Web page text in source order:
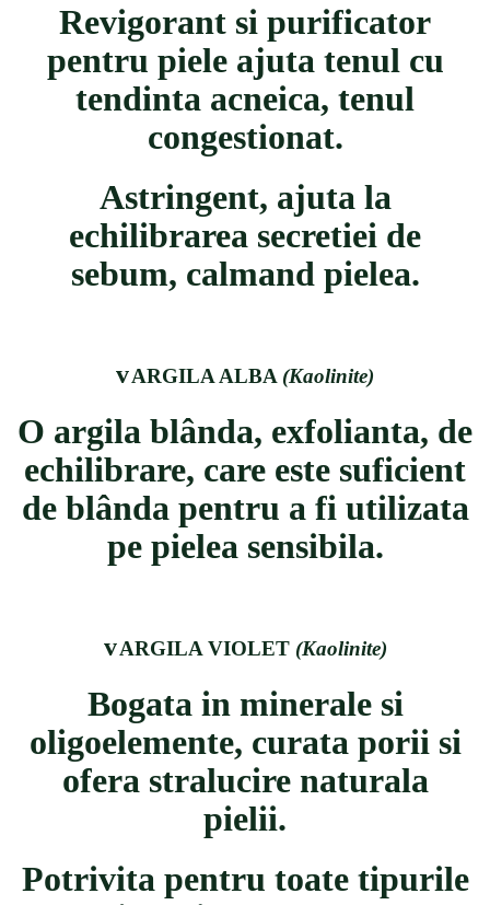
Revigorant si purificator
pentru piele ajuta tenul cu
tendinta acneica, tenul
congestionat.
Astringent, ajuta la
echilibrarea secretiei de
sebum, calmand pielea.
vARGILA ALBA (Kaolinite)
O argila blânda, exfolianta, de
echilibrare, care este suficient
de blânda pentru a fi utilizata
pe pielea sensibila.
vARGILA VIOLET (Kaolinite)
Bogata in minerale si
oligoelemente, curata porii si
ofera stralucire naturala
pielii.
Potrivita pentru toate tipurile